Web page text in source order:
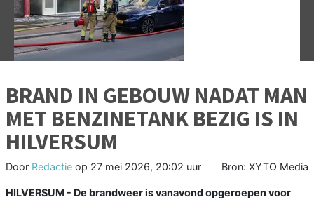
Vorige
BRAND IN GEBOUW NADAT MAN
MET BENZINETANK BEZIG IS IN
HILVERSUM
Door Redactie op 27 mei 2026, 20:02 uur Bron: XYTO Media
HILVERSUM - De brandweer is vanavond opgeroepen voor